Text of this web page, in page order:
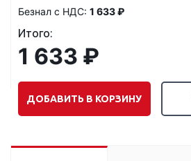
Безнал с НДС: 1 633 ₽
Итого:
1 633 ₽
ДОБАВИТЬ В КОРЗИНУ